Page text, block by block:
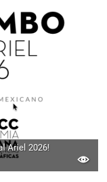
Ariel 2026!